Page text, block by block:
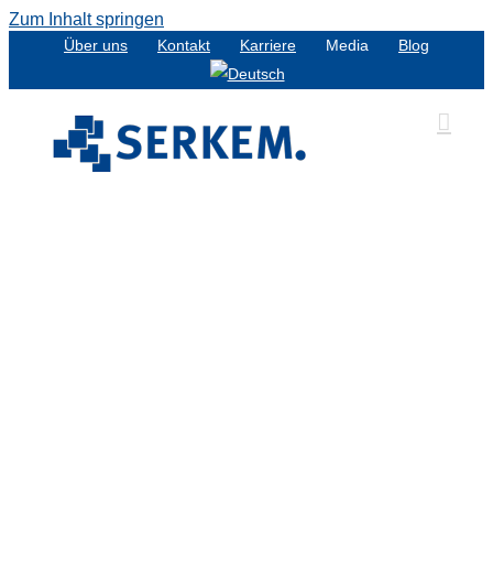
Zum Inhalt springen
Über uns Kontakt Karriere Media Blog